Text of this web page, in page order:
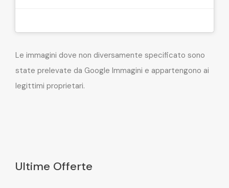
Le immagini dove non diversamente specificato sono
state prelevate da Google Immagini e appartengono ai
legittimi proprietari.
Ultime Offerte